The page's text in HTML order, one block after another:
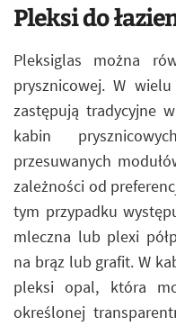
Pleksi do
Pleksiglas można
prysznicowej. W
zastępują tradycyjne
kabin
przesuwanych
zależności od
tym przypadku
mleczna lub plexi
na brąz lub grafit. W
pleksi opal, która
określonej